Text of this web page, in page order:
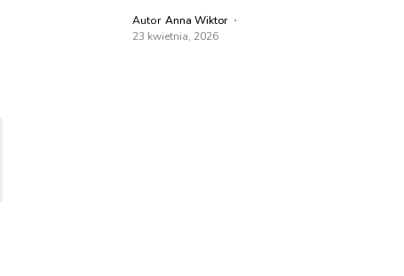
Autor Anna Wiktor
23 kwietnia, 2026